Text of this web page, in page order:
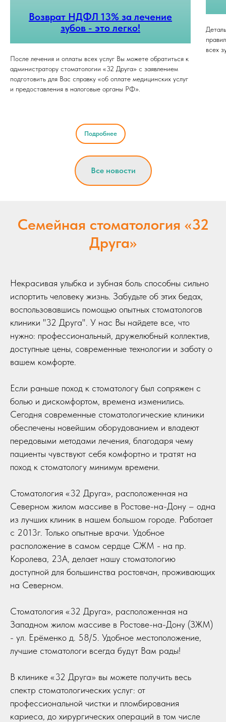
Возврат НДФЛ 13% за лечение
зубов - это легко!
После лечения и оплаты всех услуг Вы можете обратиться к
администратору стоматологии «32 Друга» с заявлением
подготовить для Вас справку «об оплате медицинских услуг
и предоставления в налоговые органы РФ».
Подробнее
всех
Все новости
Семейная стоматология «32
Друга»
Некрасивая улыбка и зубная боль способны сильно
испортить человеку жизнь. Забудьте об этих бедах,
воспользовавшись помощью опытных стоматологов
клиники "32 Друга". У нас Вы найдете все, что
нужно: профессиональный, дружелюбный коллектив,
доступные цены, современные технологии и заботу о
вашем комфорте.
Если раньше поход к стоматологу был сопряжен с
болью и дискомфортом, времена изменились.
Сегодня современные стоматологические клиники
обеспечены новейшим оборудованием и владеют
передовыми методами лечения, благодаря чему
пациенты чувствуют себя комфортно и тратят на
поход к стоматологу минимум времени.
Стоматология «32 Друга», расположенная на
Северном жилом массиве в Ростове-на-Дону – одна
из лучших клиник в нашем большом городе. Работает
с 2013г. Только опытные врачи. Удобное
расположение в самом сердце СЖМ - на пр.
Королева, 23А, делает нашу стоматологию
доступной для большинства ростовчан, проживающих
на Северном.
Стоматология «32 Друга», расположенная на
Западном жилом массиве в Ростове-на-Дону (ЗЖМ)
- ул. Ерёменко д. 58/5. Удобное местоположение,
лучшие стоматологи всегда будут Вам рады!
В клинике «32 Друга» вы можете получить весь
спектр стоматологических услуг: от
профессиональной чистки и пломбирования
кариеса, до хирургических операций в том числе